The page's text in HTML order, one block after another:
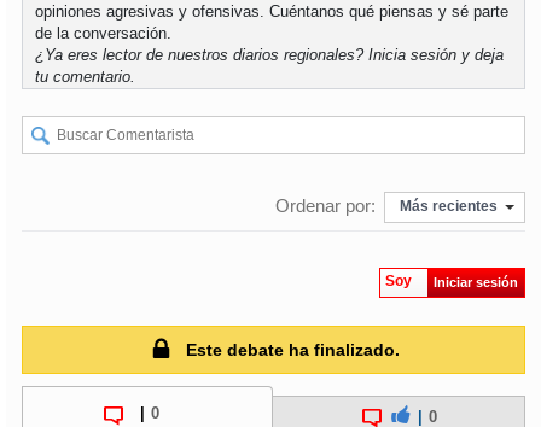
soytemuco
soyvaldivia
soyosorno
opiniones agresivas y ofensivas. Cuéntanos qué piensas y sé parte
de la conversación.
¿Ya eres lector de nuestros diarios regionales?Inicia sesión y deja
tu comentario.
Ordenar por: Más recientes
Soy Iniciar sesión
Este debate ha finalizado.
0 | 0